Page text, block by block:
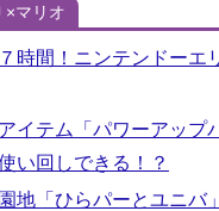
×マリオ
時間！ニンテンドーエ
イテム「パワーアップ
い回しできる！？
地「ひらパーとユニバ